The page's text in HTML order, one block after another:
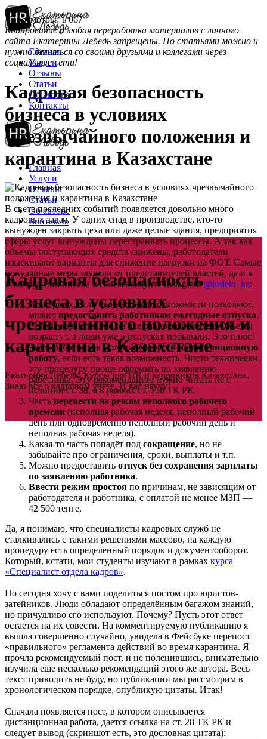
Главная
Услуги
Отзывы
Статьи
Об авторе
Контакты
Главная
Услуги
Отзывы
Статьи
Об авторе
Контакты
Кадровая безопасность
бизнеса в условиях
чрезвычайного положения и
карантина в Казахстане
Екатерина Лебедь: Курсы для HR и кадровиков Казахстана.
Знаю все о кадровом учете. И вас научу!
Просмотры: 1 067
Копирование и любая переработка материалов с личного
сайта Екатерины Лебедь запрещены. Но статьями можно и
нужно делиться со своими друзьями и коллегами через
социальные сети!
Кадровая безопасность
бизнеса в условиях
чрезвычайного положения и
карантина в Казахстане
В свете последних событий появляется довольно много
кадровых задач. У одних спад в производстве, кто-то
вынужден закрыть цеха или даже целые здания, предприятия
сферы услуг вынуждены перестраивать процессы. А так как
объемы поступающих средств снижены, работодатели
изыскивают варианты для снижение нагрузки на ФОТ. Самые
популярные меры звучали от представителей властей, да и я
тоже про них писала в своем аккаунте Instagram@hrdelo_kz:
Во-первых, если финансовые возможности позволяют,
можно предоставить работникам ежегодные отпуска.
Сейчас карантин, но он все равно закончится. Объемы
возрастут, а люди уже в отпусках побывали. Это плюс!
Часть работников можноперевести на дистанционную
работу, если есть такая возможность. Чисто технически,
эту процедуру проще оформить по заявлению
работника. Эту рекомендацию нужно читать не с
позиции ст. 38, а в рамках ст. 138 ТК РК.
Часть перевести на режим неполного рабочего
времени (неполная рабочая неделя, неполный рабочий
день или одновременно неполный рабочий день и
неполная рабочая неделя).
Какая-то часть попадёт под сокращение, но не
забывайте про ограничения, сроки, выплаты и т.п.
Можно предоставить отпуск без сохранения зарплаты
по заявлению работника.
Ввести режим простоя по причинам, не зависящим от
работодателя и работника, с оплатой не менее МЗП —
42 500 тенге.
Да, я понимаю, что специалисты кадровых служб не
сталкивались с такими решениями массово, на каждую
процедуру есть определенный порядок и документооборот.
Который, кстати, мои студенты изучают в рамках курса
«Специалист отдела кадров».
Но сегодня хочу с вами поделиться постом про юристов-
затейников. Люди обладают определённым багажом знаний,
но причудливо его используют. Почему? Пусть этот ответ
остается на их совести. На комментируемую публикацию я
вышла совершенно случайно, увидела в Фейсбуке перепост
«правильного» регламента действий во время карантина. Я
прочла рекомендуемый пост, и не поленившись, внимательно
изучила еще несколько рекомендаций этого же автора. Весь
текст приводить не буду, но публикации мы рассмотрим в
хронологическом порядке, опубликую цитаты. Итак!
Сначала появляется пост, в котором описывается
дистанционная работа, дается ссылка на ст. 28 ТК РК и
следует вывод (скриншот есть, это дословная цитата):